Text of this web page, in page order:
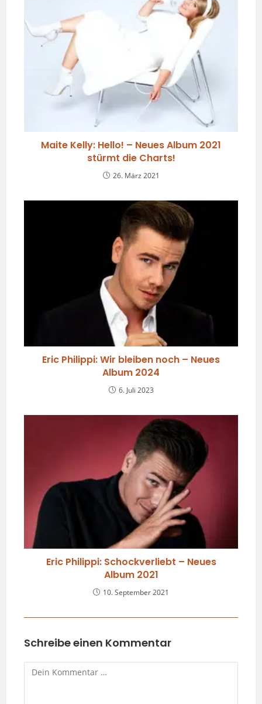
Maite Kelly: Hello! – Neues Album 2021
stürmt die Charts!
26. März 2021
Eric Philippi: Wir bleiben noch – Neues
Album 2024
6. Juli 2023
Eric Philippi: Schockverliebt – Neues
Album 2021
10. September 2021
Schreibe einen Kommentar